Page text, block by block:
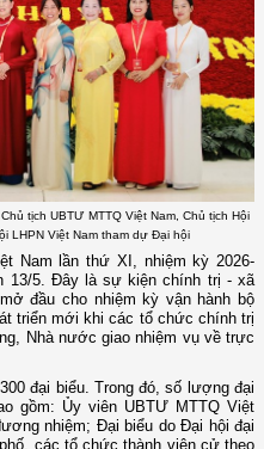
tịch UBTƯ MTTQ Việt Nam, Chủ tịch Hội
LHPN Việt Nam tham dự Đại hội
Nam lần thứ XI, nhiệm kỳ 2026-
13/5. Đây là sự kiện chính trị - xã
đầu cho nhiệm kỳ vận hành bộ
triển mới khi các tổ chức chính trị
Nhà nước giao nhiệm vụ về trực
đại biểu. Trong đó, số lượng đại
gồm: Ủy viên UBTƯ MTTQ Việt
nhiệm; Đại biểu do Đại hội đại
các tổ chức thành viên cử theo